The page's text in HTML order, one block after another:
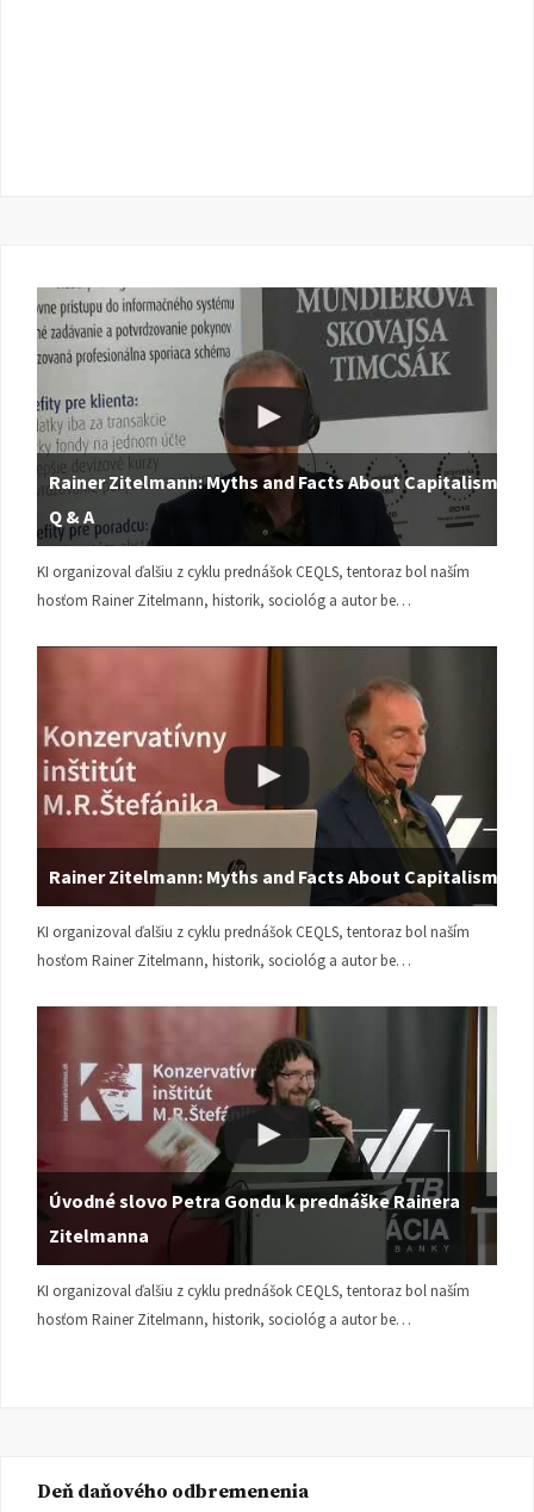
Rainer Zitelmann: Myths and Facts About Capitalism |
Q & A
KI organizoval ďalšiu z cyklu prednášok CEQLS, tentoraz bol naším
hosťom Rainer Zitelmann, historik, sociológ a autor be…
Rainer Zitelmann: Myths and Facts About Capitalism
KI organizoval ďalšiu z cyklu prednášok CEQLS, tentoraz bol naším
hosťom Rainer Zitelmann, historik, sociológ a autor be…
Úvodné slovo Petra Gondu k prednáške Rainera
Zitelmanna
KI organizoval ďalšiu z cyklu prednášok CEQLS, tentoraz bol naším
hosťom Rainer Zitelmann, historik, sociológ a autor be…
Deň daňového odbremenenia